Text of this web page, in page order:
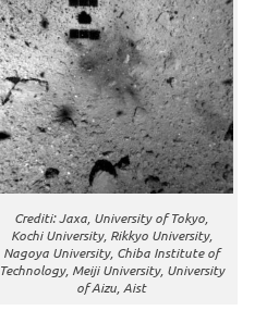
Crediti: Jaxa, University of Tokyo,
Kochi University, Rikkyo University,
Nagoya University, Chiba Institute of
Technology, Meiji University, University
of Aizu, Aist